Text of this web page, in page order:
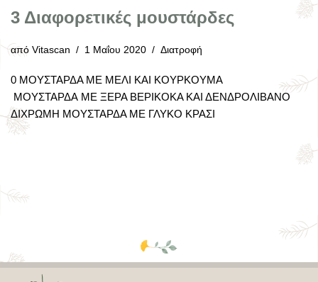
3 Διαφορετικές μουστάρδες
από Vitascan 1 Μαΐου 2020 Διατροφή
0 ΜΟΥΣΤΑΡΔΑ ΜΕ ΜΕΛΙ ΚΑΙ ΚΟΥΡΚΟΥΜΑ
ΜΟΥΣΤΑΡΔΑ ΜΕ ΞΕΡΑ ΒΕΡΙΚΟΚΑ ΚΑΙ ΔΕΝΔΡΟΛΙΒΑΝΟ
ΔΙΧΡΩΜΗ ΜΟΥΣΤΑΡΔΑ ΜΕ ΓΛΥΚΟ ΚΡΑΣΙ